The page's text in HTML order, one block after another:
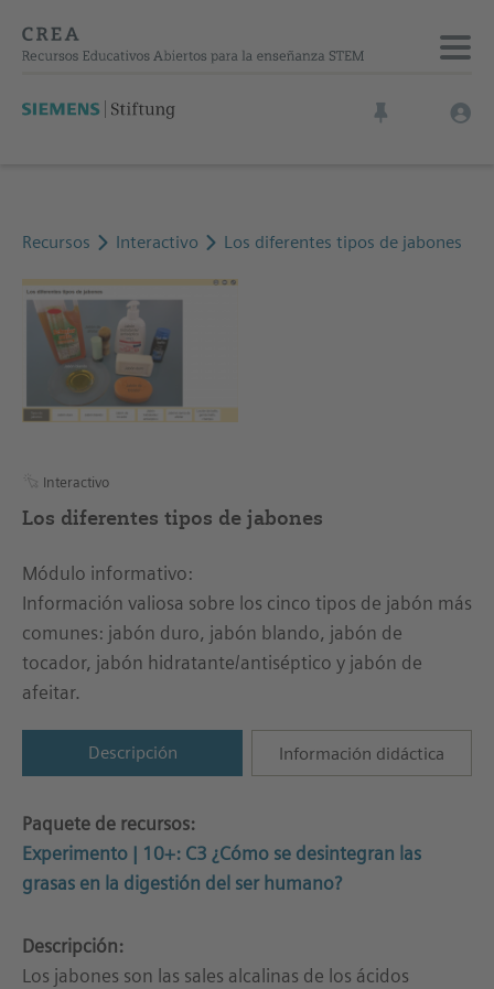
Recursos Interactivo Los diferentes tipos de jabones
Interactivo
Los diferentes tipos de jabones
Módulo informativo:
Información valiosa sobre los cinco tipos de jabón más
comunes: jabón duro, jabón blando, jabón de
tocador, jabón hidratante/antiséptico y jabón de
afeitar.
Descripción Información didáctica
Paquete de recursos:
Experimento | 10+: C3 ¿Cómo se desintegran las
grasas en la digestión del ser humano?
Descripción:
Los jabones son las sales alcalinas de los ácidos